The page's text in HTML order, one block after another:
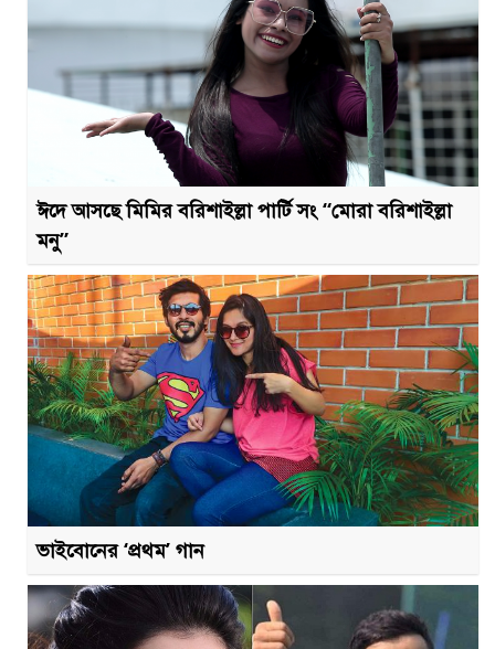
ঈদে আসছে মিমির বরিশাইল্লা পার্টি সং “মোরা বরিশাইল্লা
মনু”
ভাইবোনের ‘প্রথম’ গান